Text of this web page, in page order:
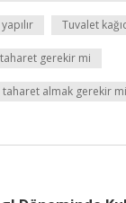
Tuvalet
gerekir mi
taharet almak gerekir mi